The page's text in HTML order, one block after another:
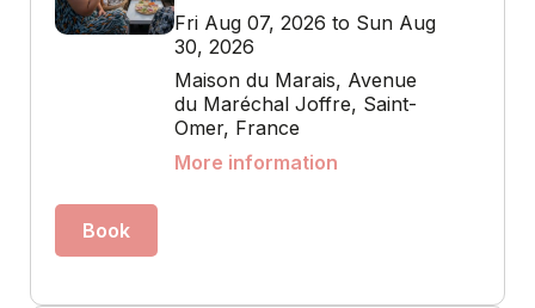
Fri Aug 07, 2026 to Sun Aug
30, 2026
Maison du Marais, Avenue
du Maréchal Joffre, Saint-
Omer, France
More information
Book